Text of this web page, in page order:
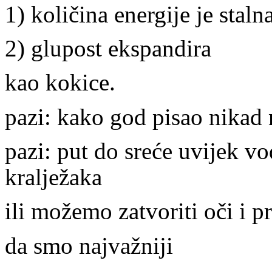
1) količina energije je
2) glupost ekspandira
kao kokice.
pazi: kako god pisao
pazi: put do sreće uvijek
kralježaka
ili možemo zatvoriti oči i
da smo najvažniji